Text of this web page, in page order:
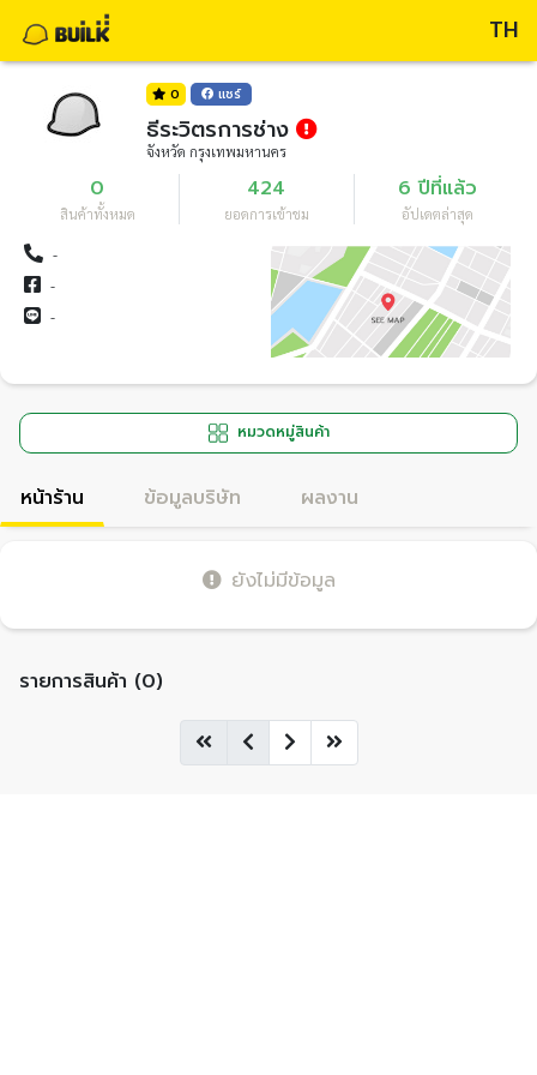
TH
0 แชร์
ธีระวิตรการช่าง
จังหวัด กรุงเทพมหานคร
0
สินค้าทั้งหมด
424
ยอดการเข้าชม
6 ปีที่แล้ว
อัปเดตล่าสุด
-
-
-
หมวดหมู่สินค้า
หน้าร้าน ข้อมูลบริษัท ผลงาน
ยังไม่มีข้อมูล
รายการสินค้า (0)